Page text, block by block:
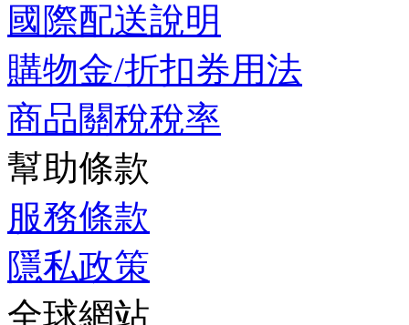
國際配送說明
購物金/折扣券用法
商品關稅稅率
幫助條款
服務條款
隱私政策
全球網站